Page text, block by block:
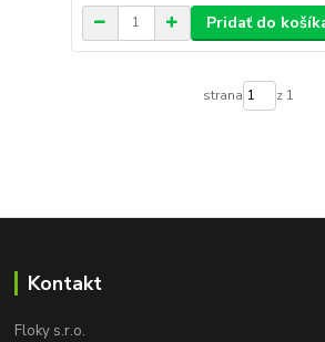
Pridať do
strana z 1
Kontakt
Floky s.r.o.